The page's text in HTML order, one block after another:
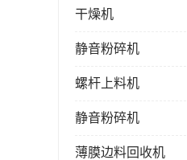
干燥机
静音粉碎机
螺杆上料机
静音粉碎机
薄膜边料回收机